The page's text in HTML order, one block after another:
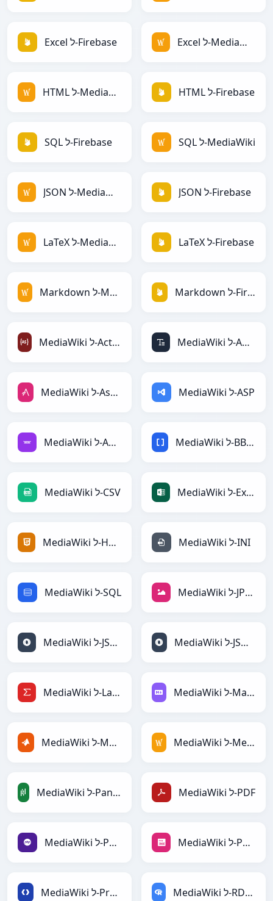
Excel ל-Firebase Excel ל-MediaWiki
HTML ל-MediaWiki HTML ל-Firebase
SQL ל-Firebase SQL ל-MediaWiki
JSON ל-MediaWiki JSON ל-Firebase
LaTeX ל-MediaWiki LaTeX ל-Firebase
Markdown ל-MediaWiki Markdown ל-Firebase
MediaWiki ל-ActionScript MediaWiki ל-ASCII
MediaWiki ל-AsciiDoc MediaWiki ל-ASP
MediaWiki ל-Avro MediaWiki ל-BBCode
MediaWiki ל-CSV MediaWiki ל-Excel
MediaWiki ל-HTML MediaWiki ל-INI
MediaWiki ל-SQL MediaWiki ל-JPEG
MediaWiki ל-JSON MediaWiki ל-JSONLines
MediaWiki ל-LaTeX MediaWiki ל-Markdown
MediaWiki ל-MATLAB MediaWiki ל-MediaWiki
MediaWiki ל-PandasDataFrame MediaWiki ל-PDF
MediaWiki ל-PHP MediaWiki ל-PNG
MediaWiki ל-Protobuf MediaWiki ל-RDataFrame